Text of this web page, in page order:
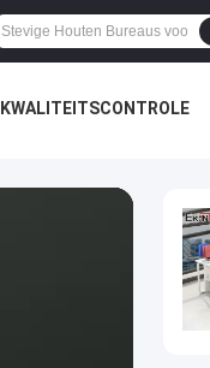
KWALITEITSCONTROLE